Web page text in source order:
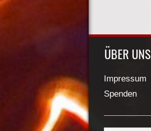
ÜBER UNS
Impressum
Spenden